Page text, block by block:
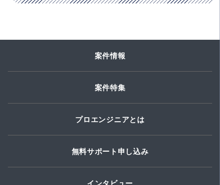
案件情報
案件特集
プロエンジニアとは
無料サポート申し込み